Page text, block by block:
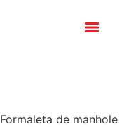
Formaleta de manhole